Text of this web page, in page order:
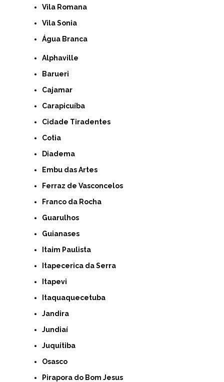
Vila Romana
Vila Sonia
Água Branca
Alphaville
Barueri
Cajamar
Carapicuíba
Cidade Tiradentes
Cotia
Diadema
Embu das Artes
Ferraz de Vasconcelos
Franco da Rocha
Guarulhos
Guianases
Itaim Paulista
Itapecerica da Serra
Itapevi
Itaquaquecetuba
Jandira
Jundiaí
Juquitiba
Osasco
Pirapora do Bom Jesus